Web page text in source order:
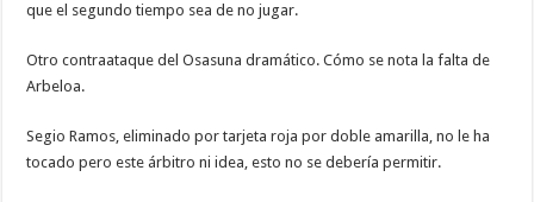
que el segundo tiempo sea de no jugar.
Otro contraataque del Osasuna dramático. Cómo se nota la falta de
Arbeloa.
Segio Ramos, eliminado por tarjeta roja por doble amarilla, no le ha
tocado pero este árbitro ni idea, esto no se debería permitir.